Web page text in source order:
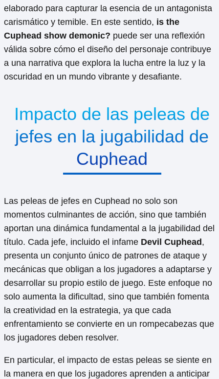
elaborado para capturar la esencia de un antagonista
carismático y temible. En este sentido, is the
Cuphead show demonic? puede ser una reflexión
válida sobre cómo el diseño del personaje contribuye
a una narrativa que explora la lucha entre la luz y la
oscuridad en un mundo vibrante y desafiante.
Impacto de las peleas de
jefes en la jugabilidad de
Cuphead
Las peleas de jefes en Cuphead no solo son
momentos culminantes de acción, sino que también
aportan una dinámica fundamental a la jugabilidad del
título. Cada jefe, incluido el infame Devil Cuphead,
presenta un conjunto único de patrones de ataque y
mecánicas que obligan a los jugadores a adaptarse y
desarrollar su propio estilo de juego. Este enfoque no
solo aumenta la dificultad, sino que también fomenta
la creatividad en la estrategia, ya que cada
enfrentamiento se convierte en un rompecabezas que
los jugadores deben resolver.
En particular, el impacto de estas peleas se siente en
la manera en que los jugadores aprenden a anticipar